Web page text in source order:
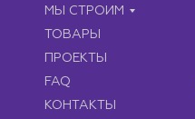
МЫ СТРОИМ
ТОВАРЫ
ПРОЕКТЫ
FAQ
КОНТАКТЫ